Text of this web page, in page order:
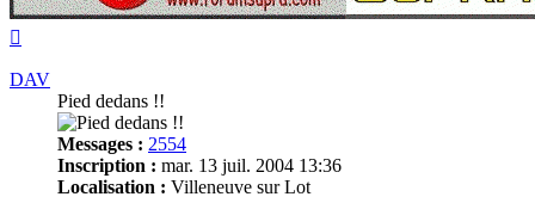
DAV
Pied dedans !!
Messages : 2554
Inscription : mar. 13 juil. 2004 13:36
Localisation : Villeneuve sur Lot